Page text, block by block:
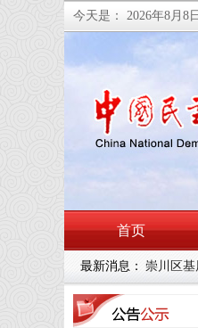
今天是： 2026年8月8
首页
最新消息： 崇川区基